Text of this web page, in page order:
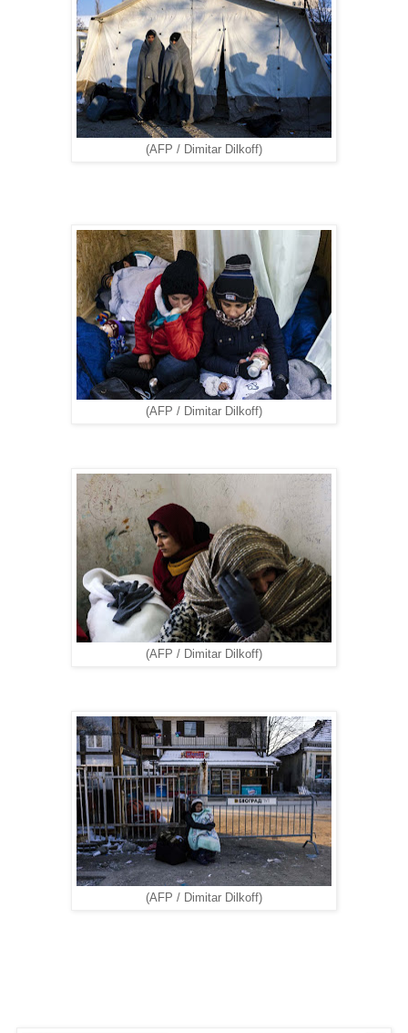
(AFP / Dimitar Dilkoff)
(AFP / Dimitar Dilkoff)
(AFP / Dimitar Dilkoff)
(AFP / Dimitar Dilkoff)